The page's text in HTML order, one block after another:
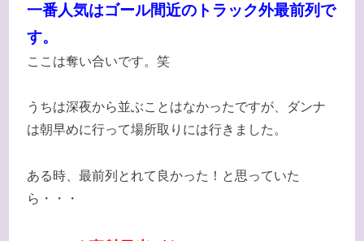
一番人気はゴール間近のトラック外最前列で
す。
ここは奪い合いです。笑
うちは深夜から並ぶことはなかったですが、ダンナ
は朝早めに行って場所取りには行きました。
ある時、最前列とれて良かった！と思っていた
ら・・・